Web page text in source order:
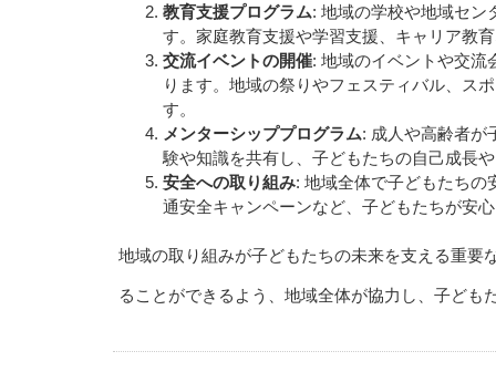
教育支援プログラム: 地域の学校や地域セン
す。家庭教育支援や学習支援、キャリア教
交流イベントの開催: 地域のイベントや交流
ります。地域の祭りやフェスティバル、ス
す。
メンターシッププログラム: 成人や高齢者が
験や知識を共有し、子どもたちの自己成長
安全への取り組み: 地域全体で子どもたちの
通安全キャンペーンなど、子どもたちが安
地域の取り組みが子どもたちの未来を支える重要
ることができるよう、地域全体が協力し、子ども